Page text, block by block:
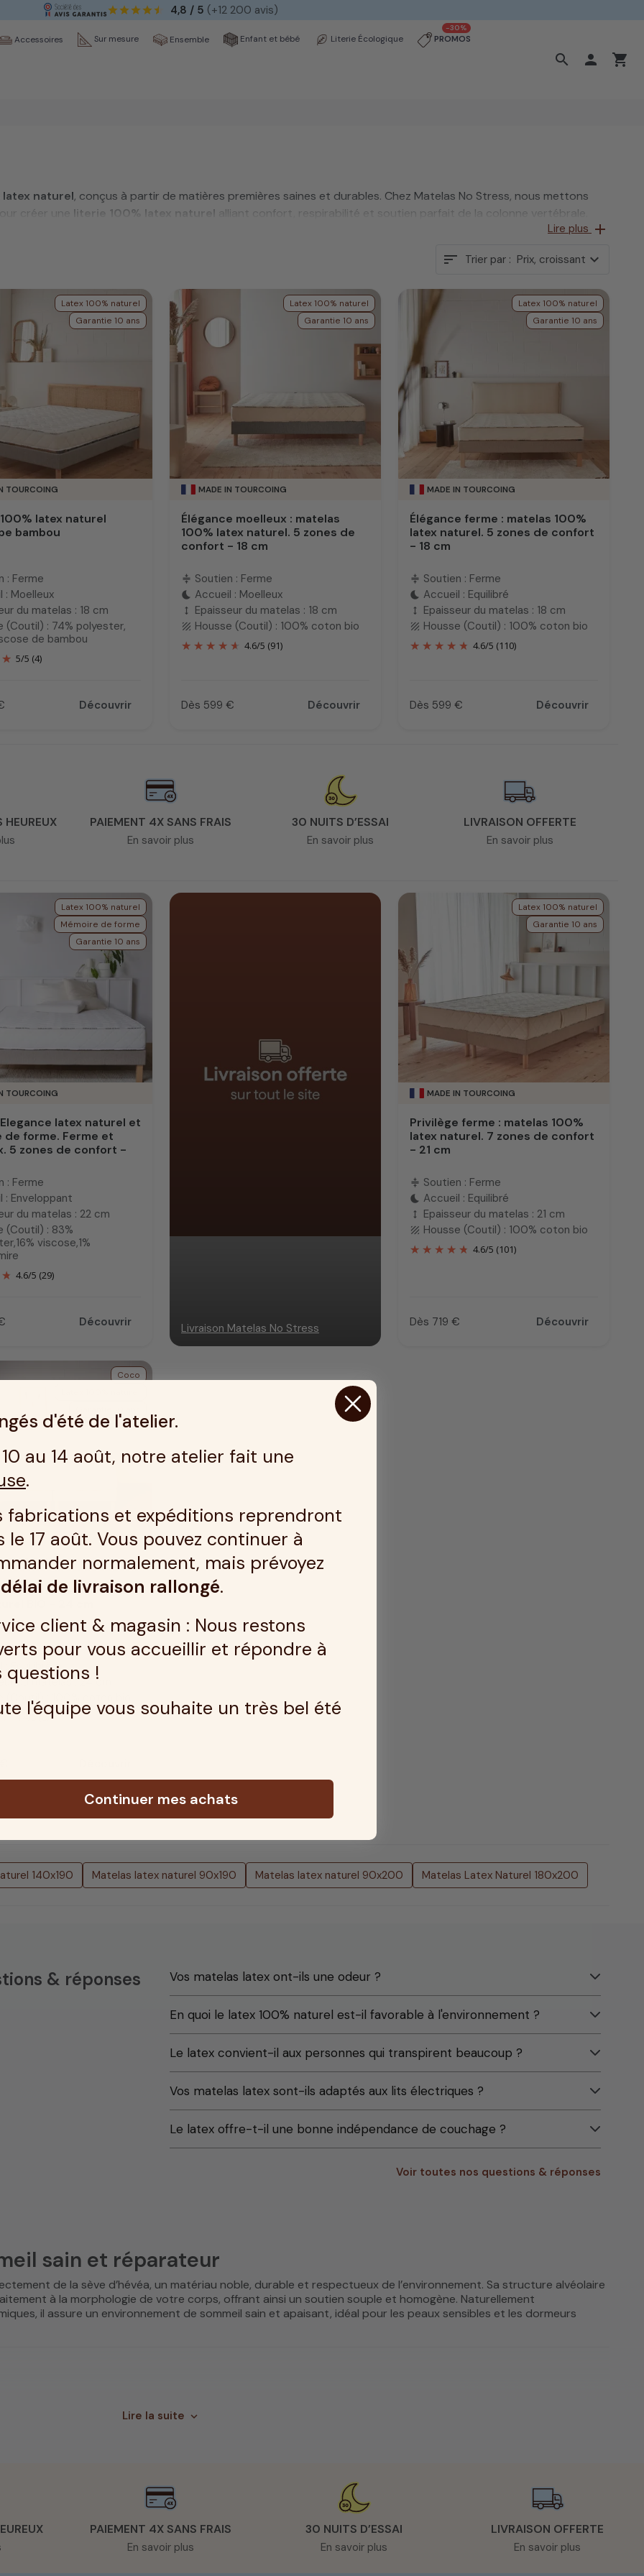
4,8 / 5 (+12 200 avis)
Accessoires Sur mesure Ensemble Enfant et bébé Literie Écologique PROMOS
-30%
search  shopping_cart
latex naturel, conçus à partir de matières premières saines et durables. Chez Matelas No Stress, nous mettons
créer une literie 100% latex naturel alliant confort, respirabilité et soutien parfait de la colonne vertébrale.
atelier de Tourcoing, garantissant une qualité irréprochable et un confort comparable à celui d’une literie haut de
Lire plus add
sort Trier par : Prix, croissant expand_more
TOURCOING
Latex 100% naturel
Garantie 10 ans
latex naturel
bambou
: Ferme
: Moelleux
du matelas : 18 cm
(Coutil) : 74% polyester,
de bambou
5/5 (4)
Découvrir
MADE IN TOURCOING
Latex 100% naturel
Garantie 10 ans
Élégance moelleux : matelas
100% latex naturel. 5 zones de
confort - 18 cm
compress Soutien : Ferme
bedtime Accueil : Moelleux
height Epaisseur du matelas : 18 cm
texture Housse (Coutil) : 100% coton bio
4.6/5 (91)
Prix
Dès 599 € Découvrir
MADE IN TOURCOING
Latex 100% naturel
Garantie 10 ans
Élégance ferme : matelas 100%
latex naturel. 5 zones de confort
- 18 cm
compress Soutien : Ferme
bedtime Accueil : Equilibré
height Epaisseur du matelas : 18 cm
texture Housse (Coutil) : 100% coton bio
4.6/5 (110)
Prix
Dès 599 € Découvrir
PAIEMENT 4X SANS FRAIS
En savoir plus
30 NUITS D’ESSAI
En savoir plus
LIVRAISON OFFERTE
En savoir plus
TOURCOING
Latex 100% naturel
Mémoire de forme
Garantie 10 ans
latex naturel et
de forme. Ferme et
5 zones de confort -
: Ferme
: Enveloppant
du matelas : 22 cm
(Coutil) : 83%
viscose,1%
4.6/5 (29)
Découvrir Livraison Matelas No Stress
MADE IN TOURCOING
Latex 100% naturel
Garantie 10 ans
Privilège ferme : matelas 100%
latex naturel. 7 zones de confort
- 21 cm
compress Soutien : Ferme
bedtime Accueil : Equilibré
height Epaisseur du matelas : 21 cm
texture Housse (Coutil) : 100% coton bio
4.6/5 (101)
Prix
Dès 719 € Découvrir
TOURCOING
Coco
ferme : Matelas 100 %
: Ferme
: Equilibré
du matelas : 24 cm
(Coutil) : 100% coton bio
4.4 / 5(8)
140x190 Matelas latex naturel 90x190 Matelas latex naturel 90x200 Matelas Latex Naturel 180x200
& réponses Vos matelas latex ont-ils une odeur ?
En quoi le latex 100% naturel est-il favorable à l'environnement ?
Le latex convient-il aux personnes qui transpirent beaucoup ?
Vos matelas latex sont-ils adaptés aux lits électriques ?
Le latex offre-t-il une bonne indépendance de couchage ?
Voir toutes nos questions & réponses
sain et réparateur
de la sève d’hévéa, un matériau noble, durable et respectueux de l’environnement. Sa structure alvéolaire
à la morphologie de votre corps, offrant ainsi un soutien souple et homogène. Naturellement
il assure un environnement de sommeil sain et apaisant, idéal pour les peaux sensibles et les dormeurs
vous dormiez sur le dos, le côté ou le ventre, le latex épouse vos mouvements tout en maintenant la colonne
au service de votre confort
matelas en latex naturelreflète l’excellence du savoir-faire français. Nos artisans sélectionnent les meilleures
du latex à la confection de la housse. Ce travail minutieux permet de créer une literie à la fois saine,
Stress, vous soutenez également une production locale, respectueuse de l’environnement et des personnes
à tous les dormeurs !
Lire la suite expand_more
PAIEMENT 4X SANS FRAIS
En savoir plus
30 NUITS D’ESSAI
En savoir plus
LIVRAISON OFFERTE
En savoir plus
d'été de l'atelier.
au 14 août, notre atelier fait une
.
fabrications et expéditions reprendront
le 17 août. Vous pouvez continuer à
normalement, mais prévoyez
délai de livraison rallongé.
client & magasin : Nous restons
pour vous accueillir et répondre à
questions !
l'équipe vous souhaite un très bel été
Continuer mes achats